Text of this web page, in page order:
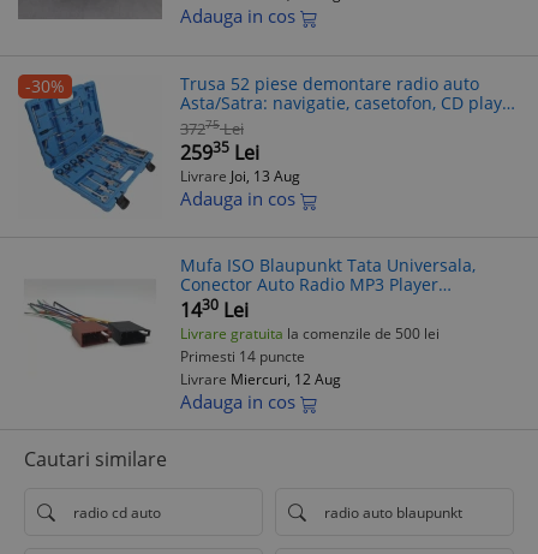
Adauga in cos
-30%
Trusa 52 piese demontare radio auto
Asta/Satra: navigatie, casetofon, CD player
- VW, Audi, BMW, Mercedes, Opel, Ford,
Becker, Blaupunkt
37275 Lei
25935 Lei
Livrare Joi, 13 Aug
Adauga in cos
Mufa ISO Blaupunkt Tata Universala,
Conector Auto Radio MP3 Player
Casetofon CD, 8 Pini, 20cm, Compatibil
Non-Brand
1430 Lei
Livrare gratuita la comenzile de 500 lei
Primesti 14 puncte
Livrare Miercuri, 12 Aug
Adauga in cos
Cautari similare
radio cd auto radio auto blaupunkt